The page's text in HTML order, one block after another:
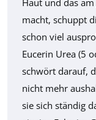
Haut und das
macht, schuppt
schon viel
Eucerin Urea (5
schwört darauf,
nicht mehr
sie sich ständig